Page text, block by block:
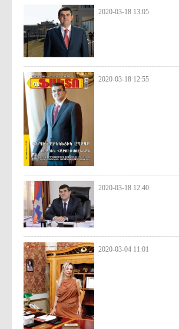
2020-03-18 13:05
2020-03-18 12:55
2020-03-18 12:40
2020-03-04 11:01